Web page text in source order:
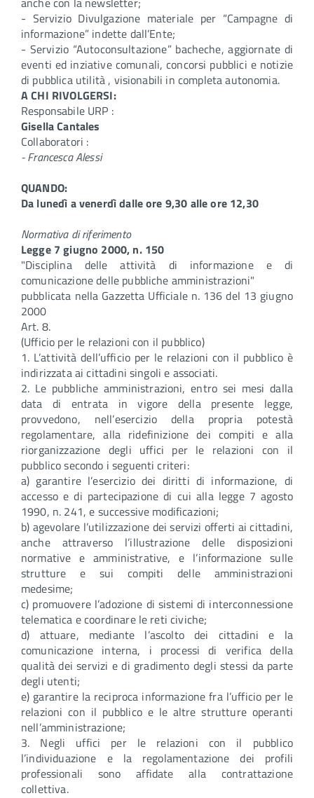
- Servizio Divulgazione materiale per “Campagne di
informazione” indette dall’Ente;
- Servizio “Autoconsultazione” bacheche, aggiornate di
eventi ed inziative comunali, concorsi pubblici e notizie
di pubblica utilità , visionabili in completa autonomia.
A CHI RIVOLGERSI:
Responsabile URP :
Gisella Cantales
Collaboratori :
- Francesca Alessi
QUANDO:
Da lunedì a venerdì dalle ore 9,30 alle ore 12,30
Normativa di riferimento
Legge 7 giugno 2000, n. 150
"Disciplina delle attività di informazione e di
comunicazione delle pubbliche amministrazioni"
pubblicata nella Gazzetta Ufficiale n. 136 del 13 giugno
2000
Art. 8.
(Ufficio per le relazioni con il pubblico)
1. L’attività dell’ufficio per le relazioni con il pubblico è
indirizzata ai cittadini singoli e associati.
2. Le pubbliche amministrazioni, entro sei mesi dalla
data di entrata in vigore della presente legge,
provvedono, nell’esercizio della propria potestà
regolamentare, alla ridefinizione dei compiti e alla
riorganizzazione degli uffici per le relazioni con il
pubblico secondo i seguenti criteri:
a) garantire l’esercizio dei diritti di informazione, di
accesso e di partecipazione di cui alla legge 7 agosto
1990, n. 241, e successive modificazioni;
b) agevolare l’utilizzazione dei servizi offerti ai cittadini,
anche attraverso l’illustrazione delle disposizioni
normative e amministrative, e l’informazione sulle
strutture e sui compiti delle amministrazioni
medesime;
c) promuovere l’adozione di sistemi di interconnessione
telematica e coordinare le reti civiche;
d) attuare, mediante l’ascolto dei cittadini e la
comunicazione interna, i processi di verifica della
qualità dei servizi e di gradimento degli stessi da parte
degli utenti;
e) garantire la reciproca informazione fra l’ufficio per le
relazioni con il pubblico e le altre strutture operanti
nell’amministrazione;
3. Negli uffici per le relazioni con il pubblico
l’individuazione e la regolamentazione dei profili
professionali sono affidate alla contrattazione
collettiva.